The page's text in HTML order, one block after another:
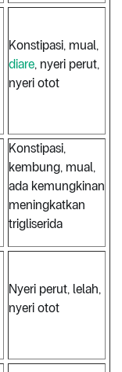
Konstipasi, mual,
diare, nyeri perut,
nyeri otot
Konstipasi,
kembung, mual,
ada kemungkinan
meningkatkan
trigliserida
Nyeri perut, lelah,
nyeri otot